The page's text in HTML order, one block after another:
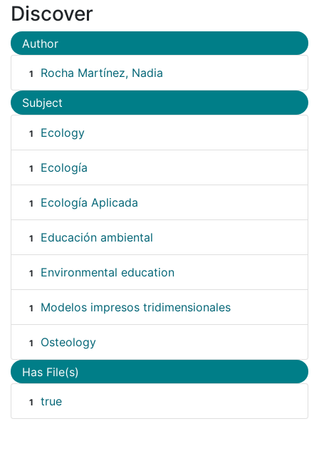
Discover
Author
1 Rocha Martínez, Nadia
Subject
1 Ecology
1 Ecología
1 Ecología Aplicada
1 Educación ambiental
1 Environmental education
1 Modelos impresos tridimensionales
1 Osteology
Has File(s)
1 true